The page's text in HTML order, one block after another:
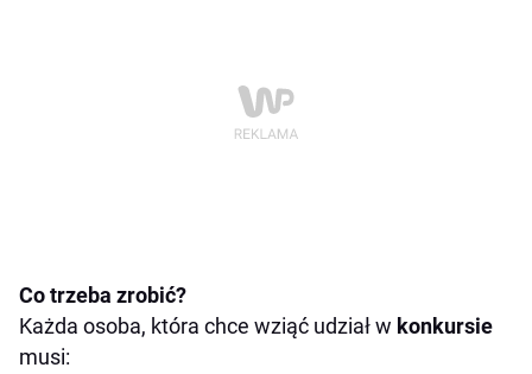
Co trzeba zrobić?
Każda osoba, która chce wziąć udział w konkursie
musi: